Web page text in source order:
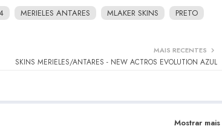
MERIELES ANTARES MLAKER SKINS
PRETO
MAIS RECENTES
SKINS MERIELES/ANTARES - NEW ACTROS EVOLUTION AZUL
Mostrar mais